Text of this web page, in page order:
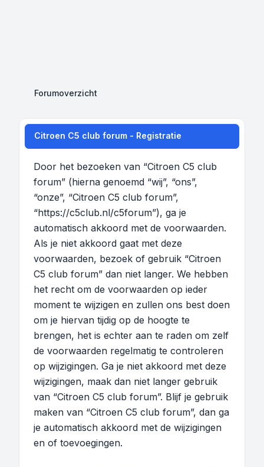
Forumoverzicht
Citroen C5 club forum - Registratie
Door het bezoeken van “Citroen C5 club
forum” (hierna genoemd “wij”, “ons”,
“onze”, “Citroen C5 club forum”,
“https://c5club.nl/c5forum”), ga je
automatisch akkoord met de voorwaarden.
Als je niet akkoord gaat met deze
voorwaarden, bezoek of gebruik “Citroen
C5 club forum” dan niet langer. We hebben
het recht om de voorwaarden op ieder
moment te wijzigen en zullen ons best doen
om je hiervan tijdig op de hoogte te
brengen, het is echter aan te raden om zelf
de voorwaarden regelmatig te controleren
op wijzigingen. Ga je niet akkoord met deze
wijzigingen, maak dan niet langer gebruik
van “Citroen C5 club forum”. Blijf je gebruik
maken van “Citroen C5 club forum”, dan ga
je automatisch akkoord met de wijzigingen
en of toevoegingen.